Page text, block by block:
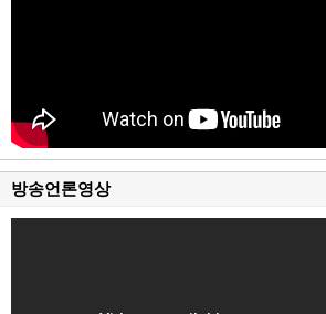
방송언론영상